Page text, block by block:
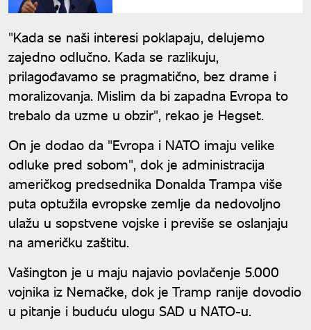
"Kada se naši interesi poklapaju, delujemo
zajedno odlučno. Kada se razlikuju,
prilagođavamo se pragmatično, bez drame i
moralizovanja. Mislim da bi zapadna Evropa to
trebalo da uzme u obzir", rekao je Hegset.
On je dodao da "Evropa i NATO imaju velike
odluke pred sobom", dok je administracija
američkog predsednika Donalda Trampa više
puta optužila evropske zemlje da nedovoljno
ulažu u sopstvene vojske i previše se oslanjaju
na američku zaštitu.
Vašington je u maju najavio povlačenje 5.000
vojnika iz Nemačke, dok je Tramp ranije dovodio
u pitanje i buduću ulogu SAD u NATO-u.